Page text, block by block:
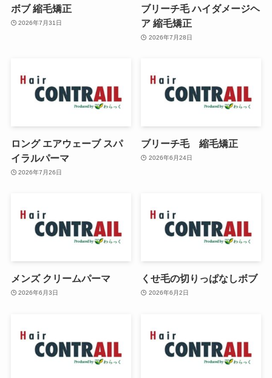
ボブ 縮毛矯正
2026年7月31日
ブリーチ毛 ハイダメージヘ
ア 縮毛矯正
2026年7月28日
ロング エアウェーブ スパ
イラルパーマ
2026年7月26日
ブリーチ毛 縮毛矯正
2026年6月24日
メンズ クリームパーマ
2026年6月3日
くせ毛の切りっぱなしボブ
2026年6月2日